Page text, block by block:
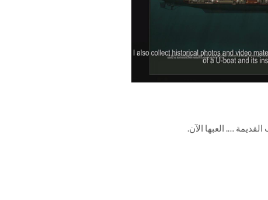
…. العبها الآن.